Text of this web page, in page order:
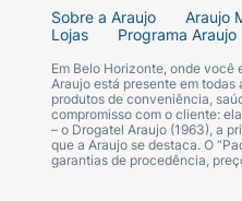
Sobre a Araujo Araujo
Lojas
Programa
Em Belo Horizonte, onde você
Araujo está presente em
produtos de conveniência,
compromisso com o cliente:
– o Drogatel Araujo (1963), a
que a Araujo se destaca. O
garantias de procedência,